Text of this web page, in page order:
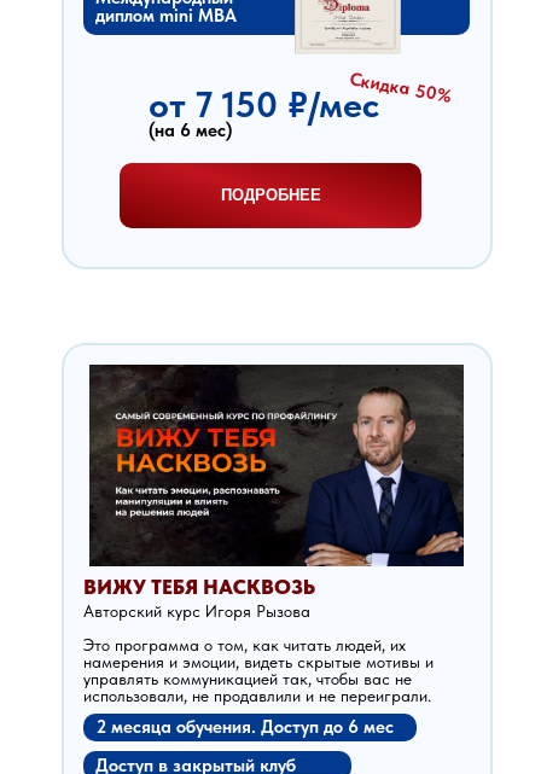
от 7 150 ₽/месСкидка 50%
(на 6 мес)
диплом mini MBA
ПОДРОБНЕЕ
ВИЖУ ТЕБЯ НАСКВОЗЬ
Авторский курс Игоря Рызова
Это программа о том, как читать людей, их
намерения и эмоции, видеть скрытые мотивы и
управлять коммуникацией так, чтобы вас не
использовали, не продавлили и не переиграли.
Доступ в закрытый клуб
2 месяца обучения. Доступ до 6 мес